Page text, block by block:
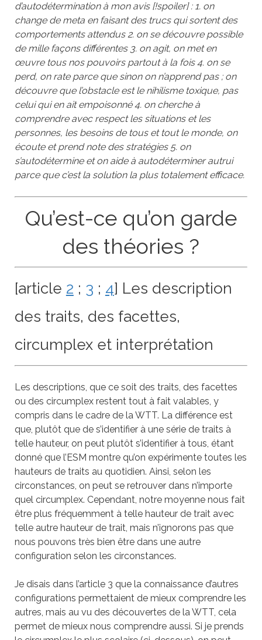
d’autodétermination à mon avis [!spoiler] : 1. on
change de meta en faisant des trucs qui sortent des
comportements attendus 2. on se découvre possible
de mille façons différentes 3. on agit, on met en
œuvre tous nos pouvoirs partout à la fois 4. on se
perd, on rate parce que sinon on n’apprend pas ; on
découvre que l’obstacle est le nihilisme toxique, pas
celui qui en ait empoisonné 4. on cherche à
comprendre avec respect les situations et les
personnes, les besoins de tous et tout le monde, on
écoute et prend note des stratégies 5. on
s’autodétermine et on aide à autodéterminer autrui
parce que c’est la solution la plus totalement efficace.
Qu’est-ce qu’on garde
des théories ?
[article 2 ; 3 ; 4] Les description
des traits, des facettes,
circumplex et interprétation
Les descriptions, que ce soit des traits, des facettes
ou des circumplex restent tout à fait valables, y
compris dans le cadre de la WTT. La différence est
que, plutôt que de s’identifier à une série de traits à
telle hauteur, on peut plutôt s’identifier à tous, étant
donné que l’ESM montre qu’on expérimente toutes les
hauteurs de traits au quotidien. Ainsi, selon les
circonstances, on peut se retrouver dans n’importe
quel circumplex. Cependant, notre moyenne nous fait
être plus fréquemment à telle hauteur de trait avec
telle autre hauteur de trait, mais n’ignorons pas que
nous pouvons très bien être dans une autre
configuration selon les circonstances.
Je disais dans l’article 3 que la connaissance d’autres
configurations permettaient de mieux comprendre les
autres, mais au vu des découvertes de la WTT, cela
permet de mieux nous comprendre aussi. Si je prends